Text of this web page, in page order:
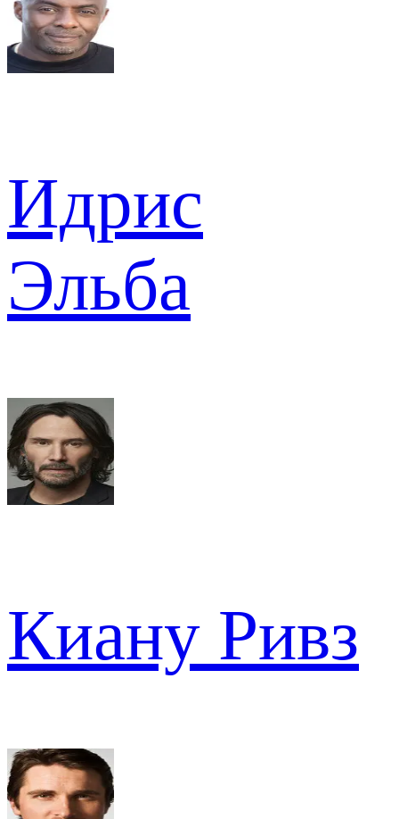
Идрис
Эльба
Киану Ривз